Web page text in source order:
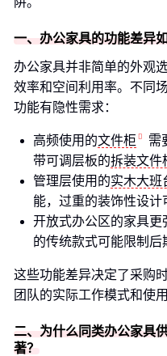
一、办公家具的功能差异
办公家具并非简单的外观
效率和空间利用率。不同
功能有隐性需求：
高频使用的文件柜
需
带可调层板的拆装文件
管理层使用的实木大班
能，过重的装饰性设
开放式办公区的家具更
的传统款式可能限制后
这些功能差异决定了采购
团队的实际工作模式和使用
二、为什么同类办公家具
著？